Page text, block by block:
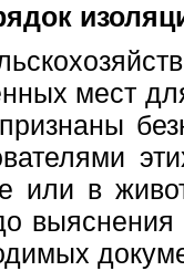
мест
или в
выяснения